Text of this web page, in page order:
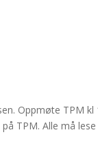
Oppmøte TPM
TPM. Alle må